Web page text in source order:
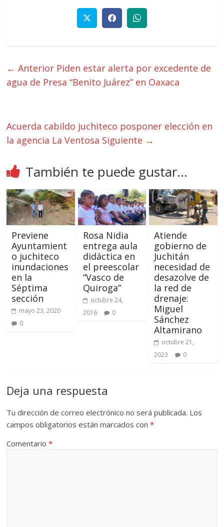
← Anterior Piden estar alerta por excedente de
agua de Presa “Benito Juárez” en Oaxaca
Acuerda cabildo juchiteco posponer elección en
la agencia La Ventosa Siguiente →
También te puede gustar...
Previene
Ayuntamient
o juchiteco
inundaciones
en la
Séptima
sección
mayo 23, 2020
0
Rosa Nidia
entrega aula
didáctica en
el preescolar
“Vasco de
Quiroga”
octubre 24,
2016
0
Atiende
gobierno de
Juchitán
necesidad de
desazolve de
la red de
drenaje:
Miguel
Sánchez
Altamirano
octubre 21,
2023
0
Deja una respuesta
Tu dirección de correo electrónico no será publicada. Los
campos obligatorios están marcados con*
Comentario*